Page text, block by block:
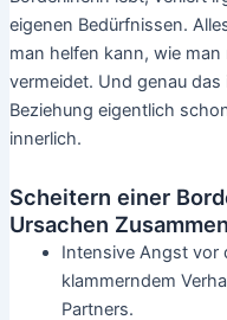
eigenen Bedürfnissen.
man helfen kann, wie
vermeidet. Und genau
Beziehung eigentlich
innerlich.
Scheitern einer
Ursachen
Intensive Angst vor
klammerndem
Partners.